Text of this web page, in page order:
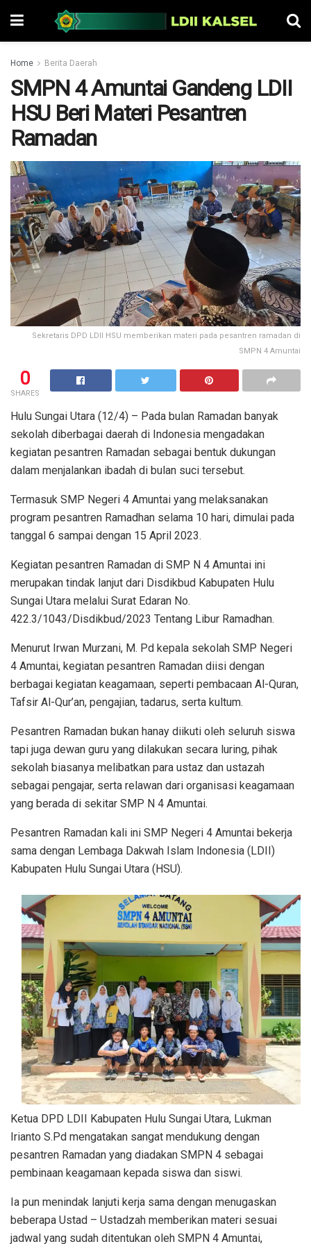
Home Berita Daerah
SMPN 4 Amuntai Gandeng LDII
HSU Beri Materi Pesantren
Ramadan
Sekretaris DPD LDII HSU memberikan materi pada pesantren ramadan di
SMPN 4 Amuntai
0
SHARES
Hulu Sungai Utara (12/4) – Pada bulan Ramadan banyak
sekolah diberbagai daerah di Indonesia mengadakan
kegiatan pesantren Ramadan sebagai bentuk dukungan
dalam menjalankan ibadah di bulan suci tersebut.
Termasuk SMP Negeri 4 Amuntai yang melaksanakan
program pesantren Ramadhan selama 10 hari, dimulai pada
tanggal 6 sampai dengan 15 April 2023.
Kegiatan pesantren Ramadan di SMP N 4 Amuntai ini
merupakan tindak lanjut dari Disdikbud Kabupaten Hulu
Sungai Utara melalui Surat Edaran No.
422.3/1043/Disdikbud/2023 Tentang Libur Ramadhan.
Menurut Irwan Murzani, M. Pd kepala sekolah SMP Negeri
4 Amuntai, kegiatan pesantren Ramadan diisi dengan
berbagai kegiatan keagamaan, seperti pembacaan Al-Quran,
Tafsir Al-Qur’an, pengajian, tadarus, serta kultum.
Pesantren Ramadan bukan hanay diikuti oleh seluruh siswa
tapi juga dewan guru yang dilakukan secara luring, pihak
sekolah biasanya melibatkan para ustaz dan ustazah
sebagai pengajar, serta relawan dari organisasi keagamaan
yang berada di sekitar SMP N 4 Amuntai.
Pesantren Ramadan kali ini SMP Negeri 4 Amuntai bekerja
sama dengan Lembaga Dakwah Islam Indonesia (LDII)
Kabupaten Hulu Sungai Utara (HSU).
Ketua DPD LDII Kabupaten Hulu Sungai Utara, Lukman
Irianto S.Pd mengatakan sangat mendukung dengan
pesantren Ramadan yang diadakan SMPN 4 sebagai
pembinaan keagamaan kepada siswa dan siswi.
Ia pun menindak lanjuti kerja sama dengan menugaskan
beberapa Ustad – Ustadzah memberikan materi sesuai
jadwal yang sudah ditentukan oleh SMPN 4 Amuntai,